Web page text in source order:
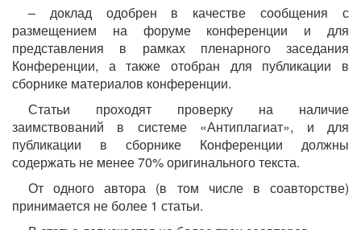
– доклад одобрен в качестве сообщения с
размещением на форуме конференции и для
представления в рамках пленарного заседания
Конференции, а также отобран для публикации в
сборнике материалов конференции.
Статьи проходят проверку на наличие
заимствований в системе «Антиплагиат», и для
публикации в сборнике Конференции должны
содержать не менее 70% оригинального текста.
От одного автора (в том числе в соавторстве)
принимается не более 1 статьи.